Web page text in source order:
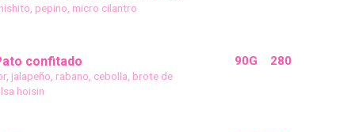
pepino, micro cilantro
confitado
jalapeño, rabano, cebolla, brote de
hoisin
90G 280